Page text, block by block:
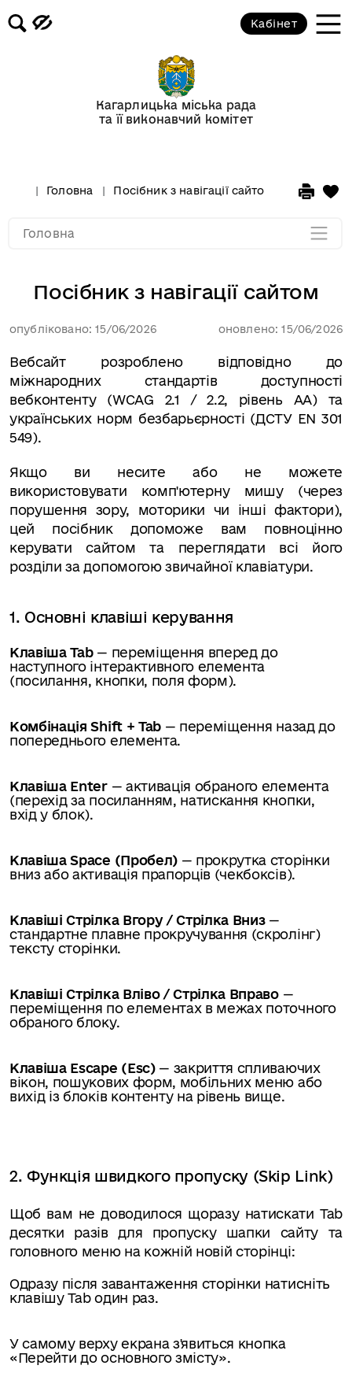
Кагарлицька міська рада
та її виконавчий комітет
Кабінет
Головна Посібник з навігації сайтом
Посібник з навігації сайтом
опубліковано: 15/06/2026 оновлено: 15/06/2026
Вебсайт розроблено відповідно до
міжнародних стандартів доступності
вебконтенту (WCAG 2.1 / 2.2, рівень AA) та
українських норм безбарьєрності (ДСТУ EN 301
549).
Якщо ви несите або не можете
використовувати комп'ютерну мишу (через
порушення зору, моторики чи інші фактори),
цей посібник допоможе вам повноцінно
керувати сайтом та переглядати всі його
розділи за допомогою звичайної клавіатури.
1. Основні клавіші керування
Клавіша Tab— переміщення вперед до
наступного інтерактивного елемента
(посилання, кнопки, поля форм).
Комбінація Shift + Tab— переміщення назад до
попереднього елемента.
Клавіша Enter— активація обраного елемента
(перехід за посиланням, натискання кнопки,
вхід у блок).
Клавіша Space (Пробел)— прокрутка сторінки
вниз або активація прапорців (чекбоксів).
Клавіші Стрілка Вгору / Стрілка Вниз—
стандартне плавне прокручування (скролінг)
тексту сторінки.
Клавіші Стрілка Вліво / Стрілка Вправо—
переміщення по елементах в межах поточного
обраного блоку.
Клавіша Escape (Esc)— закриття спливаючих
вікон, пошукових форм, мобільних меню або
вихід із блоків контенту на рівень вище.
2. Функція швидкого пропуску (Skip Link)
Щоб вам не доводилося щоразу натискати Tab
десятки разів для пропуску шапки сайту та
головного меню на кожній новій сторінці:
Одразу після завантаження сторінки натисніть
клавішу Tab один раз.
У самому верху екрана з'явиться кнопка
«Перейти до основного змісту».
Головна